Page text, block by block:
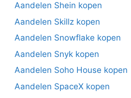
Aandelen Shein kopen
Aandelen Skillz kopen
Aandelen Snowflake kopen
Aandelen Snyk kopen
Aandelen Soho House kopen
Aandelen SpaceX kopen